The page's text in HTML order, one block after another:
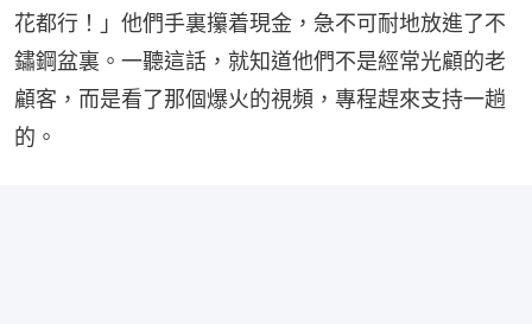
花都行！」他們手裏攥着現金，急不可耐地放進了不
鏽鋼盆裏。一聽這話，就知道他們不是經常光顧的老
顧客，而是看了那個爆火的視頻，專程趕來支持一趟
的。